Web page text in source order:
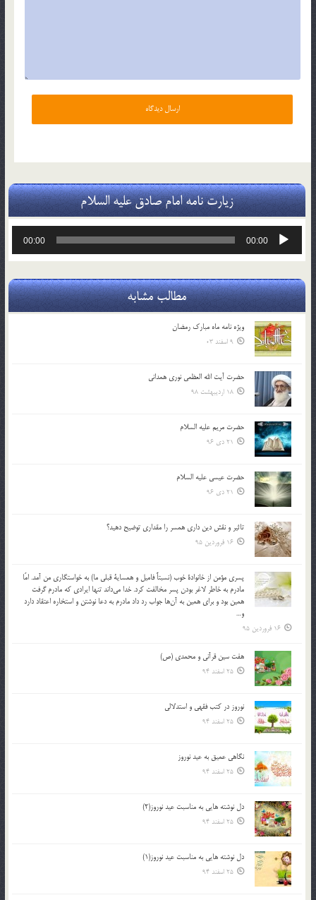
زیارت نامه امام صادق علیه السلام
پخش‌کننده
00:00
00:00
مطالب مشابه
ویژه نامه ماه مبارک رمضان
9 اسفند 03
حضرت آیت الله العظمی نوری همدانی
18 اردیبهشت 98
حضرت مریم علیه السلام
21 دی 96
حضرت عیسی علیه السلام
21 دی 96
تاثير و نقش دين داري همسر را مقداري توضيح دهيد؟
16 فروردین 95
پسري مؤمن از خانوادة خوب (نسبتاً فاميل و همساية قبلي ما) به خواستگاري من آمد. امّا
مادرم به خاطر لاغر بودن پسر مخالفت كرد. خدا مي‌داند تنها ايرادي كه مادرم گرفت
همين بود و براي همين به آن‌ها جواب رد داد مادرم به دعا نوشتن و استخاره اعتقاد دارد
و…
16 فروردین 95
هفت سین قرآنی و محمدی (ص)
25 اسفند 94
نوروز در كتب فقهى و استدلالى‏
25 اسفند 94
نگاهى عميق به عيد نوروز
25 اسفند 94
دل نوشته هایی به مناسبت عید نوروز(2)
25 اسفند 94
دل نوشته هایی به مناسبت عید نوروز(1)
25 اسفند 94